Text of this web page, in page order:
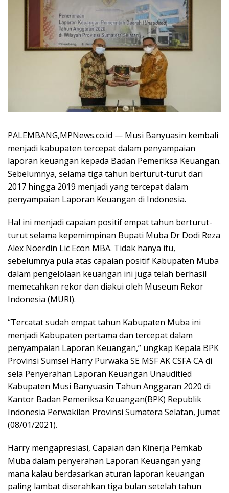
PALEMBANG,MPNews.co.id — Musi Banyuasin kembali
menjadi kabupaten tercepat dalam penyampaian
laporan keuangan kepada Badan Pemeriksa Keuangan.
Sebelumnya, selama tiga tahun berturut-turut dari
2017 hingga 2019 menjadi yang tercepat dalam
penyampaian Laporan Keuangan di Indonesia.
Hal ini menjadi capaian positif empat tahun berturut-
turut selama kepemimpinan Bupati Muba Dr Dodi Reza
Alex Noerdin Lic Econ MBA. Tidak hanya itu,
sebelumnya pula atas capaian positif Kabupaten Muba
dalam pengelolaan keuangan ini juga telah berhasil
memecahkan rekor dan diakui oleh Museum Rekor
Indonesia (MURI).
“Tercatat sudah empat tahun Kabupaten Muba ini
menjadi Kabupaten pertama dan tercepat dalam
penyampaian Laporan Keuangan,” ungkap Kepala BPK
Provinsi Sumsel Harry Purwaka SE MSF AK CSFA CA di
sela Penyerahan Laporan Keuangan Unauditied
Kabupaten Musi Banyuasin Tahun Anggaran 2020 di
Kantor Badan Pemeriksa Keuangan(BPK) Republik
Indonesia Perwakilan Provinsi Sumatera Selatan, Jumat
(08/01/2021).
Harry mengapresiasi, Capaian dan Kinerja Pemkab
Muba dalam penyerahan Laporan Keuangan yang
mana kalau berdasarkan aturan laporan keuangan
paling lambat diserahkan tiga bulan setelah tahun